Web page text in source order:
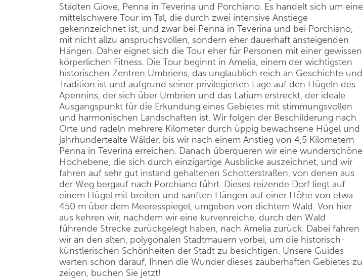
Städten Giove, Penna in Teverina und Porchiano. Es handelt sich um eine
mittelschwere Tour im Tal, die durch zwei intensive Anstiege
gekennzeichnet ist, und zwar bei Penna in Teverina und bei Porchiano,
mit nicht allzu anspruchsvollen, sondern eher dauerhaft ansteigenden
Hängen. Daher eignet sich die Tour eher für Personen mit einer gewissen
körperlichen Fitness. Die Tour beginnt in Amelia, einem der wichtigsten
historischen Zentren Umbriens, das unglaublich reich an Geschichte und
Tradition ist und aufgrund seiner privilegierten Lage auf den Hügeln des
Apennins, der sich über Umbrien und das Latium erstreckt, der ideale
Ausgangspunkt für die Erkundung eines Gebietes mit stimmungsvollen
und harmonischen Landschaften ist. Wir folgen der Beschilderung nach
Orte und radeln mehrere Kilometer durch üppig bewachsene Hügel und
jahrhundertealte Wälder, bis wir nach einem Anstieg von 4,5 Kilometern
Penna in Teverina erreichen. Danach überqueren wir eine wunderschöne
Hochebene, die sich durch einzigartige Ausblicke auszeichnet, und wir
fahren auf sehr gut instand gehaltenen Schotterstraßen, von denen aus
der Weg bergauf nach Porchiano führt. Dieses reizende Dorf liegt auf
einem Hügel mit breiten und sanften Hängen auf einer Höhe von etwa
450 m über dem Meeresspiegel, umgeben von dichtem Wald. Von hier
aus kehren wir, nachdem wir eine kurvenreiche, durch den Wald
führende Strecke zurückgelegt haben, nach Amelia zurück. Dabei fahren
wir an den alten, polygonalen Stadtmauern vorbei, um die historisch-
künstlerischen Schönheiten der Stadt zu besichtigen. Unsere Guides
warten schon darauf, Ihnen die Wunder dieses zauberhaften Gebietes zu
zeigen, buchen Sie jetzt!